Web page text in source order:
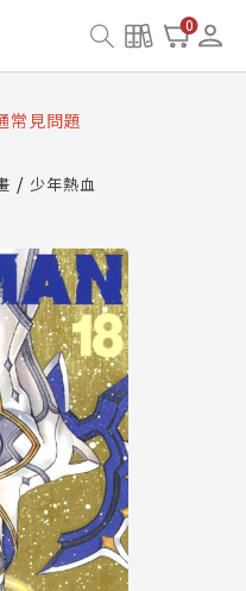
0
要說明及資產合併結果
資產合併與書櫃開通申請
常見問題
要說明及資產合併結果
資產合併與書櫃開通申請
少年熱血